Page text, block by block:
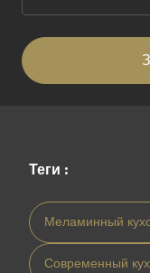
Теги :
Меламинный
Современный